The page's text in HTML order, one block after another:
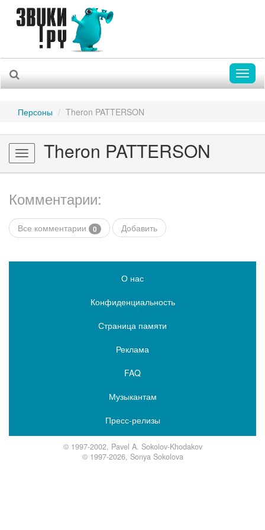
Персоны Theron PATTERSON
Toggle
navigation
Theron PATTERSON
Комментарии:
Все комментарии 0 Добавить
О нас
Конфиденциальность
Страница памяти
Реклама
FAQ
Музыкантам
Пресс-релизы
© 1997-2002, Pavel A. Sokolov-Khodakov
© 1997-2026, Sonya Sokolova